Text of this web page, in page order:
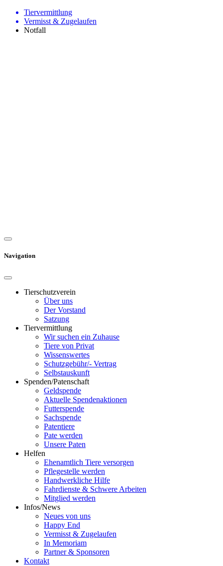
Tiervermittlung
Vermisst & Zugelaufen
Notfall
Navigation
Tierschutzverein
Über uns
Der Vorstand
Satzung
Tiervermittlung
Wir suchen ein Zuhause
Tiere von Privat
Wissenswertes
Schutzgebühr/- Vertrag
Selbstauskunft
Spenden/Patenschaft
Geldspende
Aktuelle Spendenaktionen
Futterspende
Sachspende
Patentiere
Pate werden
Unsere Paten
Helfen
Ehenamtlich Tiere versorgen
Pflegestelle werden
Handwerkliche Hilfe
Fahrdienste & Schwere Arbeiten
Mitglied werden
Infos/News
Neues von uns
Happy End
Vermisst & Zugelaufen
In Memoriam
Partner & Sponsoren
Kontakt